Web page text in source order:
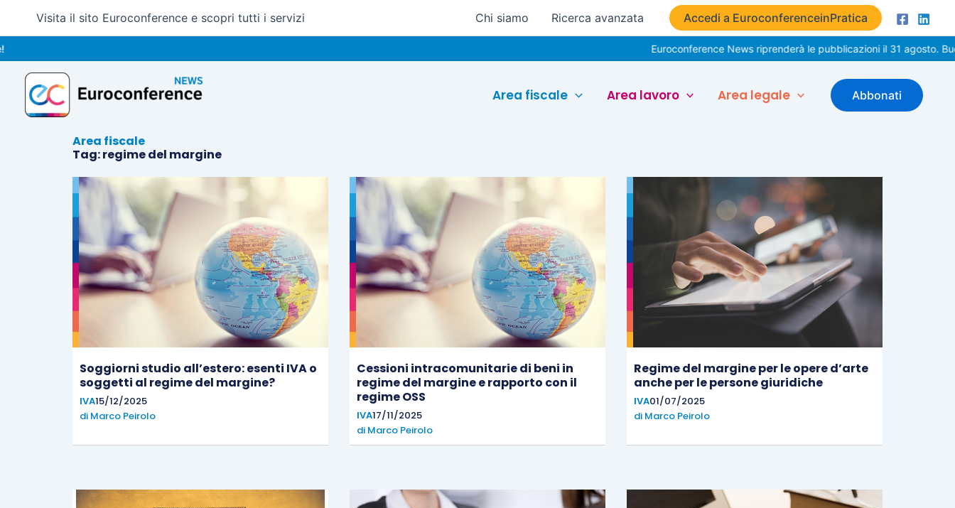
contenuto
Visita il sito Euroconference e scopri tutti i servizi Chi siamo Ricerca avanzata Accedi a EuroconferenceinPratica
Euroconference News riprenderà le pubblicazioni il 31 agosto. Buone
Area fiscale Area lavoro Area legale Abbonati
Area fiscale
Tag: regime del margine
Soggiorni studio all’estero: esenti IVA o
soggetti al regime del margine?
IVA15/12/2025
di Marco Peirolo
Cessioni intracomunitarie di beni in
regime del margine e rapporto con il
regime OSS
IVA17/11/2025
di Marco Peirolo
Regime del margine per le opere d’arte
anche per le persone giuridiche
IVA01/07/2025
di Marco Peirolo
Pagina